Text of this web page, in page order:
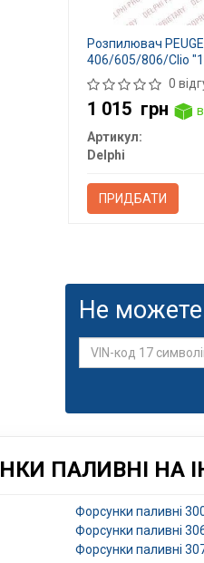
Розпилювач
406/605/806/Clio
0
1 015 грн
Артикул:
Delphi
ПРИДБАТИ
Не можете
ПАЛИВНІ НА
Форсунки паливні
Форсунки паливні
Форсунки паливні